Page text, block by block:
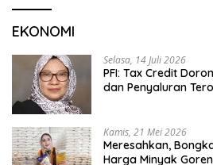
EKONOMI
Selasa, 14 Juli 2026
PFI: Tax Credit
dan Penyaluran
Kamis, 21 Mei 2026
Meresahkan,
Harga Minyak